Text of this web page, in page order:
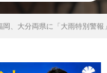
岡、大分両県に「大雨特別警報